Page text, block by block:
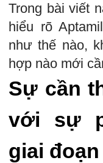
Trong bài viết
hiểu rõ
như thế nào,
hợp nào mới
Sự cần
với sự
giai